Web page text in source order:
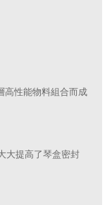
高性能物料組合而成
大提高了琴盒密封